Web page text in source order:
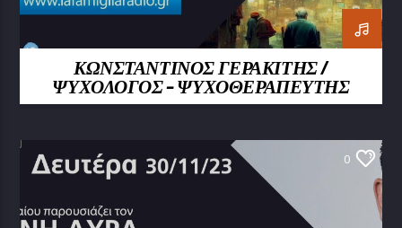
ΚΩΝΣΤΑΝΤΙΝΟΣ ΓΕΡΑΚΙΤΗΣ /
ΨΥΧΟΛΟΓΟΣ – ΨΥΧΟΘΕΡΑΠΕΥΤΗΣ
0